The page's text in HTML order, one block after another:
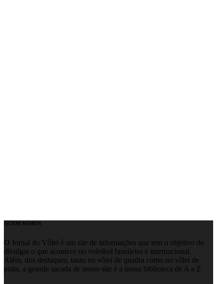
QUEM SOMOS
O Jornal do Vôlei é um site de informações que tem o objetivo de
divulgar o que acontece no voleibol brasileiro e internacional.
Além, dos destaques, tanto no vôlei de quadra como no vôlei de
praia, a grande sacada de nosso site é a nossa biblioteca de A a Z